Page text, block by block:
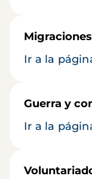
Migraciones
Ir a la
Guerra y
Ir a la